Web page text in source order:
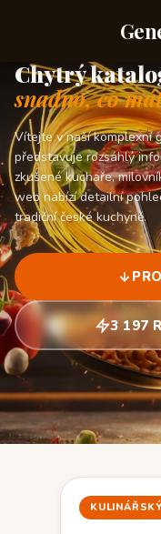
Chytrý
snadno, co
Vítejte v naší komplexní
představuje rozsáhlý
zkušené kuchaře,
web nabízí detailní
tradiční české kuchyně.
3 197